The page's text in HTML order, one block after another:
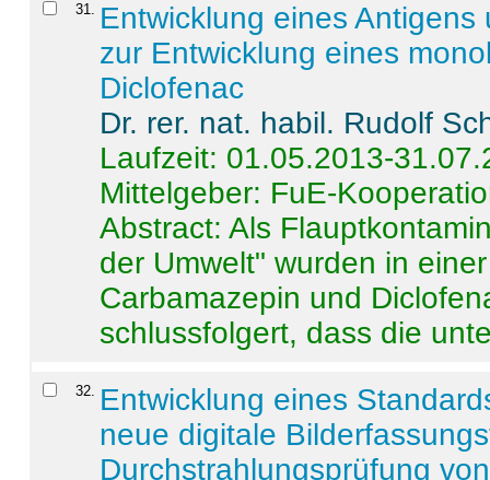
31. Entwicklung eines
zur Entwicklung eines
Diclofenac
Dr. rer. nat. habil. Rudolf
Laufzeit: 01.05.2013-
Mittelgeber: FuE-
Abstract:Als
der Umwelt" wurden in
Carbamazepin und
schlussfolgert, dass die
32. Entwicklung eines
neue digitale
Durchstrahlungsprüfung